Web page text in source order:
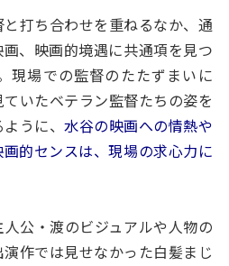
打ち合わせを重ねるなか、通
、映画的境遇に共通項を見つ
現場での監督のたたずまいに
いたベテラン監督たちの姿を
うに、水谷の映画への情熱や
的センスは、現場の求心力に
公・渡のビジュアルや人物の
作では見せなかった白髪まじ